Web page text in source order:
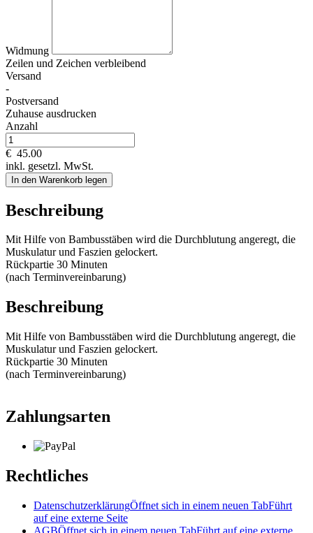
Widmung
Zeilen und Zeichen verbleibend
Versand
-
Postversand
Zuhause ausdrucken
Anzahl
€ 45.00
inkl. gesetzl. MwSt.
In den Warenkorb legen
Beschreibung
Mit Hilfe von Bambusstäben wird die Durchblutung angeregt, die
Muskulatur und Faszien gelockert.
Rückpartie 30 Minuten
(nach Terminvereinbarung)
Beschreibung
Mit Hilfe von Bambusstäben wird die Durchblutung angeregt, die
Muskulatur und Faszien gelockert.
Rückpartie 30 Minuten
(nach Terminvereinbarung)
Zahlungsarten
Rechtliches
DatenschutzerklärungÖffnet sich in einem neuen TabFührt
auf eine externe Seite
AGBÖffnet sich in einem neuen TabFührt auf eine externe